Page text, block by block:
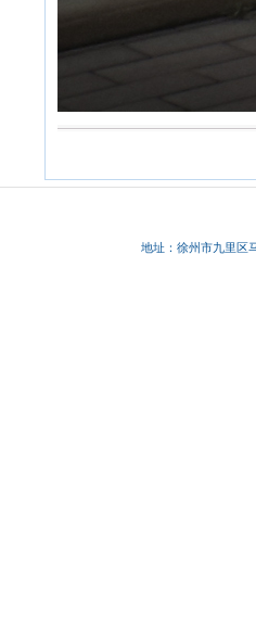
地址：徐州市九里